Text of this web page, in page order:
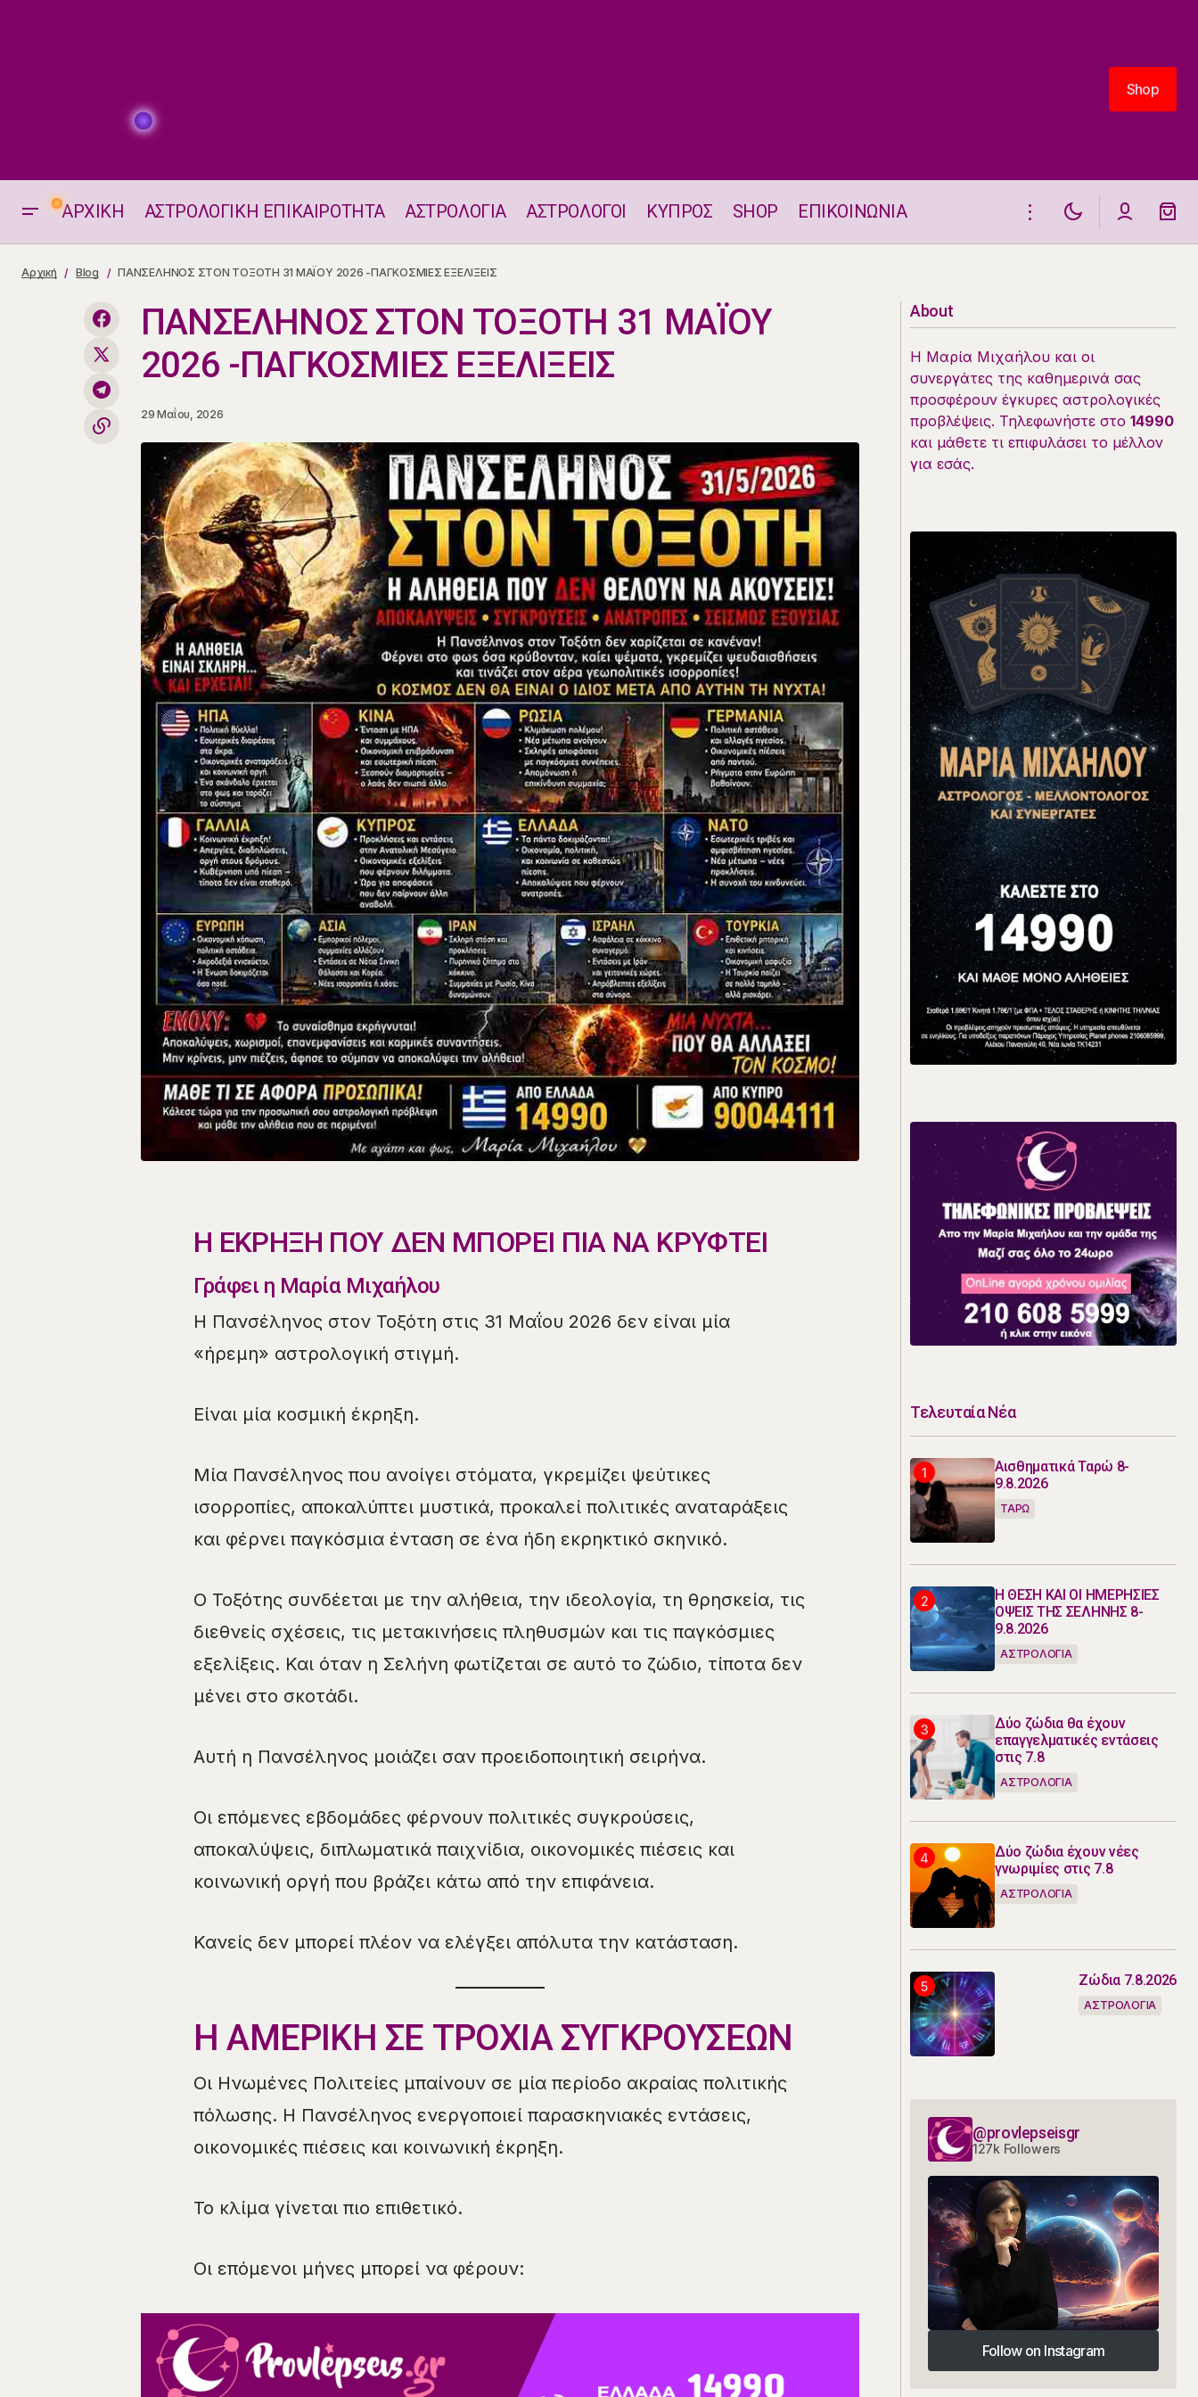
Shop
Shop
ΑΡΧΙΚΗ ΑΣΤΡΟΛΟΓΙΚΗ ΕΠΙΚΑΙΡΟΤΗΤΑ ΑΣΤΡΟΛΟΓΙΑ ΑΣΤΡΟΛΟΓΟΙ ΚΥΠΡΟΣ SHOP ΕΠΙΚΟΙΝΩΝΙΑ
σεξουαλικότητα στις 29.5
ΠΑΝΣΕΛΗΝΟΣ ΣΤΟΝ ΤΟΞΟΤΗ 31 ΜΑΪΟΥ 2026 -ΠΑΓΚΟΣΜΙΕΣ ΕΞΕΛΙΞΕΙΣ
Αρχική Blog ΠΑΝΣΕΛΗΝΟΣ ΣΤΟΝ ΤΟΞΟΤΗ 31 ΜΑΪΟΥ 2026 -ΠΑΓΚΟΣΜΙΕΣ ΕΞΕΛΙΞΕΙΣ
ΠΑΝΣΕΛΗΝΟΣ ΣΤΟΝ ΤΟΞΟΤΗ 31 ΜΑΪΟΥ
2026 -ΠΑΓΚΟΣΜΙΕΣ ΕΞΕΛΙΞΕΙΣ
29 Μαΐου, 2026
Η ΕΚΡΗΞΗ ΠΟΥ ΔΕΝ ΜΠΟΡΕΙ ΠΙΑ ΝΑ ΚΡΥΦΤΕΙ
Γράφει η Μαρία Μιχαήλου
Η Πανσέληνος στον Τοξότη στις 31 Μαΐου 2026 δεν είναι μία
«ήρεμη» αστρολογική στιγμή.
Είναι μία κοσμική έκρηξη.
Μία Πανσέληνος που ανοίγει στόματα, γκρεμίζει ψεύτικες
ισορροπίες, αποκαλύπτει μυστικά, προκαλεί πολιτικές αναταράξεις
και φέρνει παγκόσμια ένταση σε ένα ήδη εκρηκτικό σκηνικό.
Ο Τοξότης συνδέεται με την αλήθεια, την ιδεολογία, τη θρησκεία, τις
διεθνείς σχέσεις, τις μετακινήσεις πληθυσμών και τις παγκόσμιες
εξελίξεις. Και όταν η Σελήνη φωτίζεται σε αυτό το ζώδιο, τίποτα δεν
μένει στο σκοτάδι.
Αυτή η Πανσέληνος μοιάζει σαν προειδοποιητική σειρήνα.
Οι επόμενες εβδομάδες φέρνουν πολιτικές συγκρούσεις,
αποκαλύψεις, διπλωματικά παιχνίδια, οικονομικές πιέσεις και
κοινωνική οργή που βράζει κάτω από την επιφάνεια.
Κανείς δεν μπορεί πλέον να ελέγξει απόλυτα την κατάσταση.
Η ΑΜΕΡΙΚΗ ΣΕ ΤΡΟΧΙΑ ΣΥΓΚΡΟΥΣΕΩΝ
Οι Ηνωμένες Πολιτείες μπαίνουν σε μία περίοδο ακραίας πολιτικής
πόλωσης. Η Πανσέληνος ενεργοποιεί παρασκηνιακές εντάσεις,
οικονομικές πιέσεις και κοινωνική έκρηξη.
Το κλίμα γίνεται πιο επιθετικό.
Οι επόμενοι μήνες μπορεί να φέρουν:
About
Η Μαρία Μιχαήλου και οι
συνεργάτες της καθημερινά σας
προσφέρουν έγκυρες αστρολογικές
προβλέψεις. Τηλεφωνήστε στο 14990
και μάθετε τι επιφυλάσει το μέλλον
για εσάς.
Τελευταία Νέα
Αισθηματικά Ταρώ 8-
9.8.2026
ΤΑΡΩ
Η ΘΕΣΗ ΚΑΙ ΟΙ ΗΜΕΡΗΣΙΕΣ
ΟΨΕΙΣ ΤΗΣ ΣΕΛΗΝΗΣ 8-
9.8.2026
ΑΣΤΡΟΛΟΓΙΑ
Δύο ζώδια θα έχουν
επαγγελματικές εντάσεις
στις 7.8
ΑΣΤΡΟΛΟΓΙΑ
Δύο ζώδια έχουν νέες
γνωριμίες στις 7.8
ΑΣΤΡΟΛΟΓΙΑ
Ζώδια 7.8.2026
ΑΣΤΡΟΛΟΓΙΑ
@provlepseisgr
127k Followers
Follow on Instagram
Follow on Instagram